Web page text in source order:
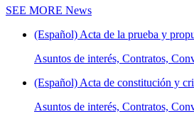
SEE MORE News
(Español) Acta de la prueba y
Asuntos de interés, Contratos,
(Español) Acta de constitución y
Asuntos de interés, Contratos,